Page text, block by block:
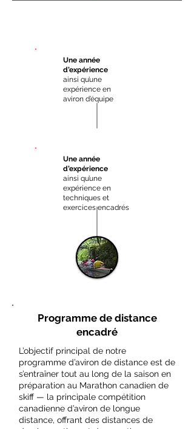
Une année
d’expérience
ainsi qu’une
expérience en
aviron d’équipe
Une année
d’expérience
ainsi qu’une
expérience en
techniques et
exercices encadrés
Programme de distance
encadré
L’objectif principal de notre
programme d’aviron de distance est de
s’entraîner tout au long de la saison en
préparation au Marathon canadien de
skiff — la principale compétition
canadienne d’aviron de longue
distance, offrant des distances de